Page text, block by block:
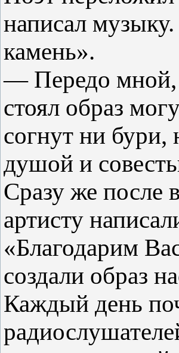
написал
камень».
— Передо
стоял образ
согнут ни
душой и
Сразу же после
артисту
«Благодарим
создали образ
Каждый день